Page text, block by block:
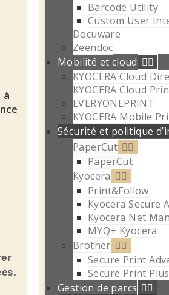
à
Barcode Utility
Custom User
Docuware
Zeendoc
Mobilité et cloud
KYOCERA Cloud
KYOCERA Cloud
EVERYONEPRINT
KYOCERA Mobile
Sécurité et politique
PaperCut
PaperCut
Kyocera
Print&Follow
Kyocera Secure
Kyocera Net
MYQ+ Kyocera
Brother
Secure Print
Secure Print Plus
Gestion de parcs